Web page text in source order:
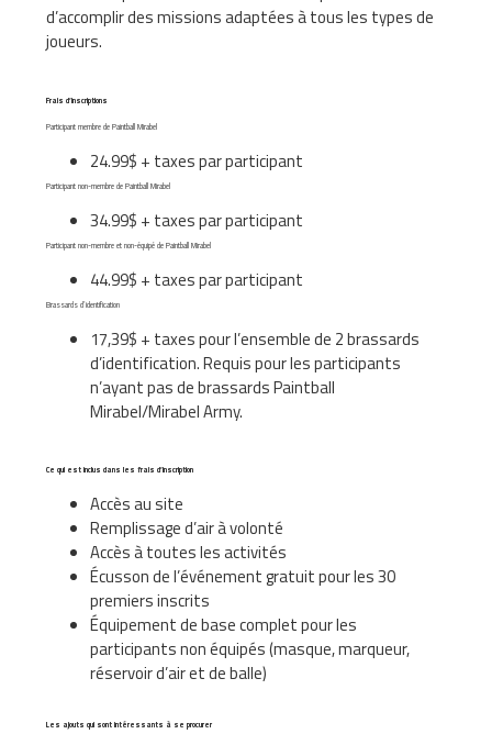
d’accomplir des missions adaptées à tous les types de
joueurs.
Frais d’inscriptions
Participant membre de Paintball Mirabel
24.99$ + taxes par participant
Participant non-membre de Paintball Mirabel
34.99$ + taxes par participant
Participant non-membre et non-équipé de Paintball Mirabel
44.99$ + taxes par participant
Brassards d’identification
17,39$ + taxes pour l’ensemble de 2 brassards
d’identification. Requis pour les participants
n’ayant pas de brassards Paintball
Mirabel/Mirabel Army.
Ce qui est inclus dans les frais d’inscription
Accès au site
Remplissage d’air à volonté
Accès à toutes les activités
Écusson de l’événement gratuit pour les 30
premiers inscrits
Équipement de base complet pour les
participants non équipés (masque, marqueur,
réservoir d’air et de balle)
Les ajouts qui sont intéressants à se procurer